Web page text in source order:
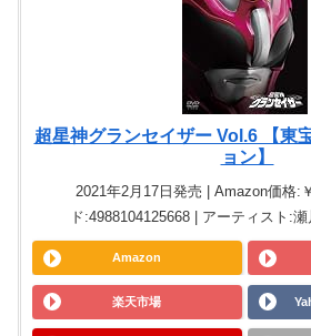
超星神グランセイザー Vol.6 【東
ョン】
2021年2月17日発売 | Amazon価格:
ド:4988104125668 | アーティスト:
Amazon
楽天市場